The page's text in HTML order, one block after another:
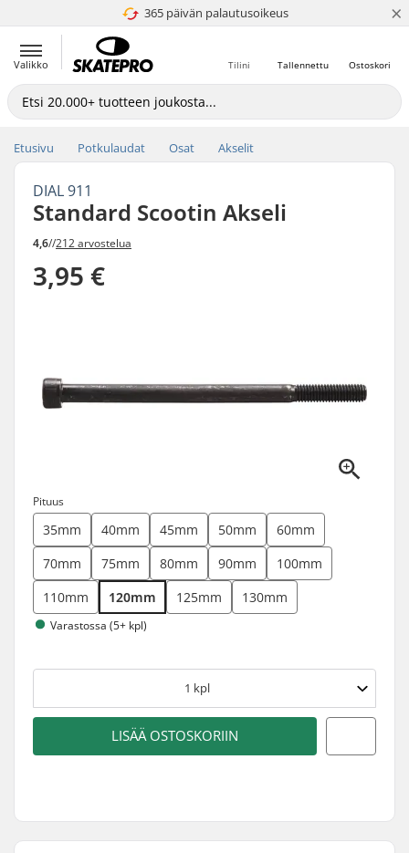
365 päivän palautusoikeus
4.8 / 5 ×
Valikko Ostoskori
Tallennettu
Tilini
Etusivu Potkulaudat Osat Akselit
DIAL 911
Standard Scootin Akseli
4,6//212 arvostelua
3,95 €
Pituus
35mm 40mm 45mm 50mm
60mm
70mm
75mm 80mm 90mm
100mm
110mm
120mm 125mm 130mm
Varastossa (5+ kpl)
1 kpl
LISÄÄ OSTOSKORIIN